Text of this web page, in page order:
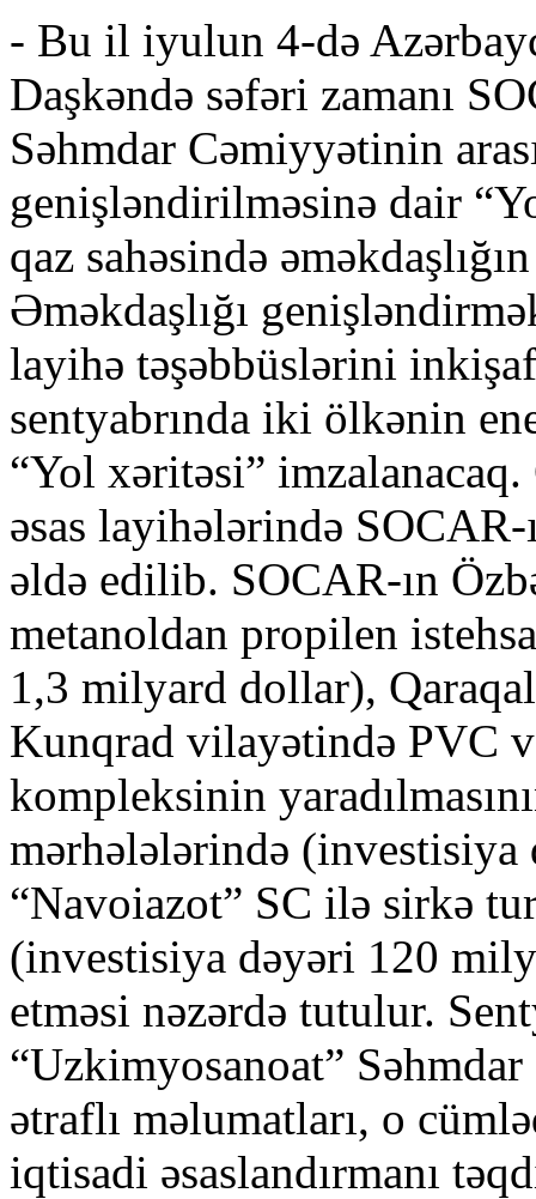
- Bu il iyulun 4-də
Daşkəndə səfəri zamanı
Səhmdar Cəmiyyətinin
genişləndirilməsinə dair
qaz sahəsində
Əməkdaşlığı
layihə təşəbbüslərini
sentyabrında iki ölkənin
“Yol xəritəsi”
əsas layihələrində SOCAR-
əldə edilib. SOCAR-ın
metanoldan propilen
1,3 milyard dollar),
Kunqrad vilayətində PVC
kompleksinin
mərhələlərində
“Navoiazot” SC ilə sirkə
(investisiya dəyəri 120
etməsi nəzərdə tutulur.
“Uzkimyosanoat”
ətraflı məlumatları, o
iqtisadi əsaslandırmanı